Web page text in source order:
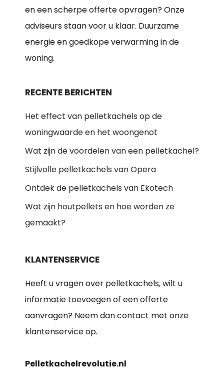
en een scherpe offerte opvragen? Onze
adviseurs staan voor u klaar. Duurzame
energie en goedkope verwarming in de
woning.
RECENTE BERICHTEN
Het effect van pelletkachels op de
woningwaarde en het woongenot
Wat zijn de voordelen van een pelletkachel?
Stijlvolle pelletkachels van Opera
Ontdek de pelletkachels van Ekotech
Wat zijn houtpellets en hoe worden ze
gemaakt?
KLANTENSERVICE
Heeft u vragen over pelletkachels, wilt u
informatie toevoegen of een offerte
aanvragen? Neem dan contact met onze
klantenservice op.
Pelletkachelrevolutie.nl